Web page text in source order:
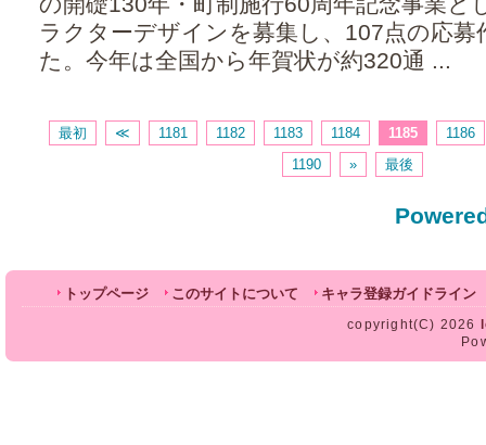
ラクターデザインを募集し、107点の応募
た。今年は全国から年賀状が約320通 ...
最初 ≪ 1181 1182 1183 1184 1185
1186
1190
» 最後
トップページ このサイトについて キャラ登録ガイドライン
copyright(C) 2026